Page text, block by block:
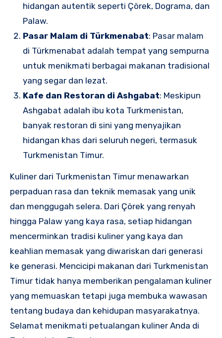
hidangan autentik seperti Çörek, Dograma, dan
Palaw.
Pasar Malam di Türkmenabat: Pasar malam
di Türkmenabat adalah tempat yang sempurna
untuk menikmati berbagai makanan tradisional
yang segar dan lezat.
Kafe dan Restoran di Ashgabat: Meskipun
Ashgabat adalah ibu kota Turkmenistan,
banyak restoran di sini yang menyajikan
hidangan khas dari seluruh negeri, termasuk
Turkmenistan Timur.
Kuliner dari Turkmenistan Timur menawarkan
perpaduan rasa dan teknik memasak yang unik
dan menggugah selera. Dari Çörek yang renyah
hingga Palaw yang kaya rasa, setiap hidangan
mencerminkan tradisi kuliner yang kaya dan
keahlian memasak yang diwariskan dari generasi
ke generasi. Mencicipi makanan dari Turkmenistan
Timur tidak hanya memberikan pengalaman kuliner
yang memuaskan tetapi juga membuka wawasan
tentang budaya dan kehidupan masyarakatnya.
Selamat menikmati petualangan kuliner Anda di